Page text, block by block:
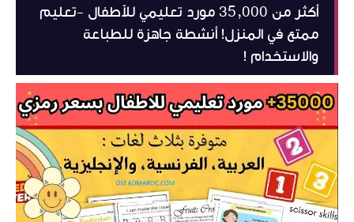
أكثر من 35,000 مورد تعليمي للأطفال -تعليم
ممتع في المنزل! أنشطة جاهزة للطباعة
والاستخدام !